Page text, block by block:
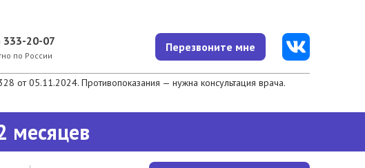
333-20-07
по России
Перезвоните мне
05.11.2024. Противопоказания — нужна консультация врача.
месяцев